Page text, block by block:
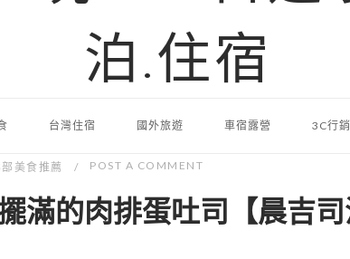
泊.住宿
台灣住宿 國外旅遊 車宿露營 3C行
美食推薦 POST A COMMENT
的肉排蛋吐司【晨吉司